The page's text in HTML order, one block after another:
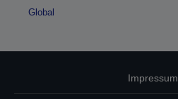
Global
Impressum